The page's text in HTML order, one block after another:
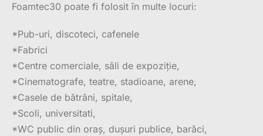
Foamtec30 poate fi folosit în multe locuri:
*Pub-uri, discoteci, cafenele
*Fabrici
*Centre comerciale, săli de expoziție,
*Cinematografe, teatre, stadioane, arene,
*Casele de bătrâni, spitale,
*Scoli, universitati,
*WC public din oraș, dușuri publice, barăci,